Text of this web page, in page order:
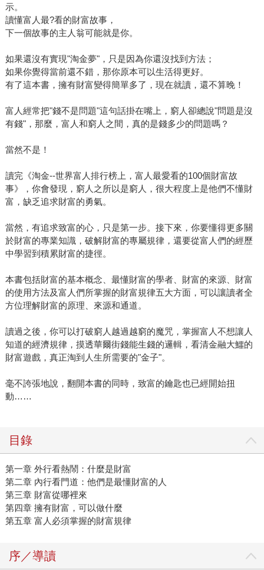
示。
讀懂富人最?看的財富故事，
下一個故事的主人翁可能就是你。
如果還沒有實現"淘金夢"，只是因為你還沒找到方法；
如果你覺得當前還不錯，那你原本可以生活得更好。
有了這本書，擁有財富變得簡單多了，現在就讀，還不算晚！
富人經常把"錢不是問題"這句話掛在嘴上，窮人卻總說"問題是沒
有錢"，那麼，富人和窮人之間，真的是錢多少的問題嗎？
當然不是！
讀完《淘金--世界富人排行榜上，富人最愛看的100個財富故
事》，你會發現，窮人之所以是窮人，很大程度上是他們不懂財
富，缺乏追求財富的勇氣。
當然，有追求致富的心，只是第一步。接下來，你要懂得更多關
於財富的專業知識，破解財富的專屬規律，還要從富人們的經歷
中學習到積累財富的捷徑。
本書包括財富的基本概念、最懂財富的學者、財富的來源、財富
的使用方法及富人們所掌握的財富規律五大方面，可以讓讀者全
方位理解財富的原理、來源和通道。
讀過之後，你可以打破窮人越過越窮的魔咒，掌握富人不想讓人
知道的經濟規律，摸透華爾街錢能生錢的邏輯，看清金融大鱷的
財富遊戲，真正淘到人生所需要的"金子"。
毫不誇張地說，翻開本書的同時，致富的鑰匙也已經開始扭
動……
目錄
第一章 外行看熱鬧：什麼是財富
第二章 內行看門道：他們是最懂財富的人
第三章 財富從哪裡來
第四章 擁有財富，可以做什麼
第五章 富人必須掌握的財富規律
序／導讀